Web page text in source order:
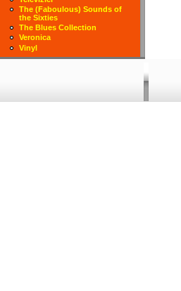
The (Faboulous) Sounds of
the Sixties
The Blues Collection
Veronica
Vinyl